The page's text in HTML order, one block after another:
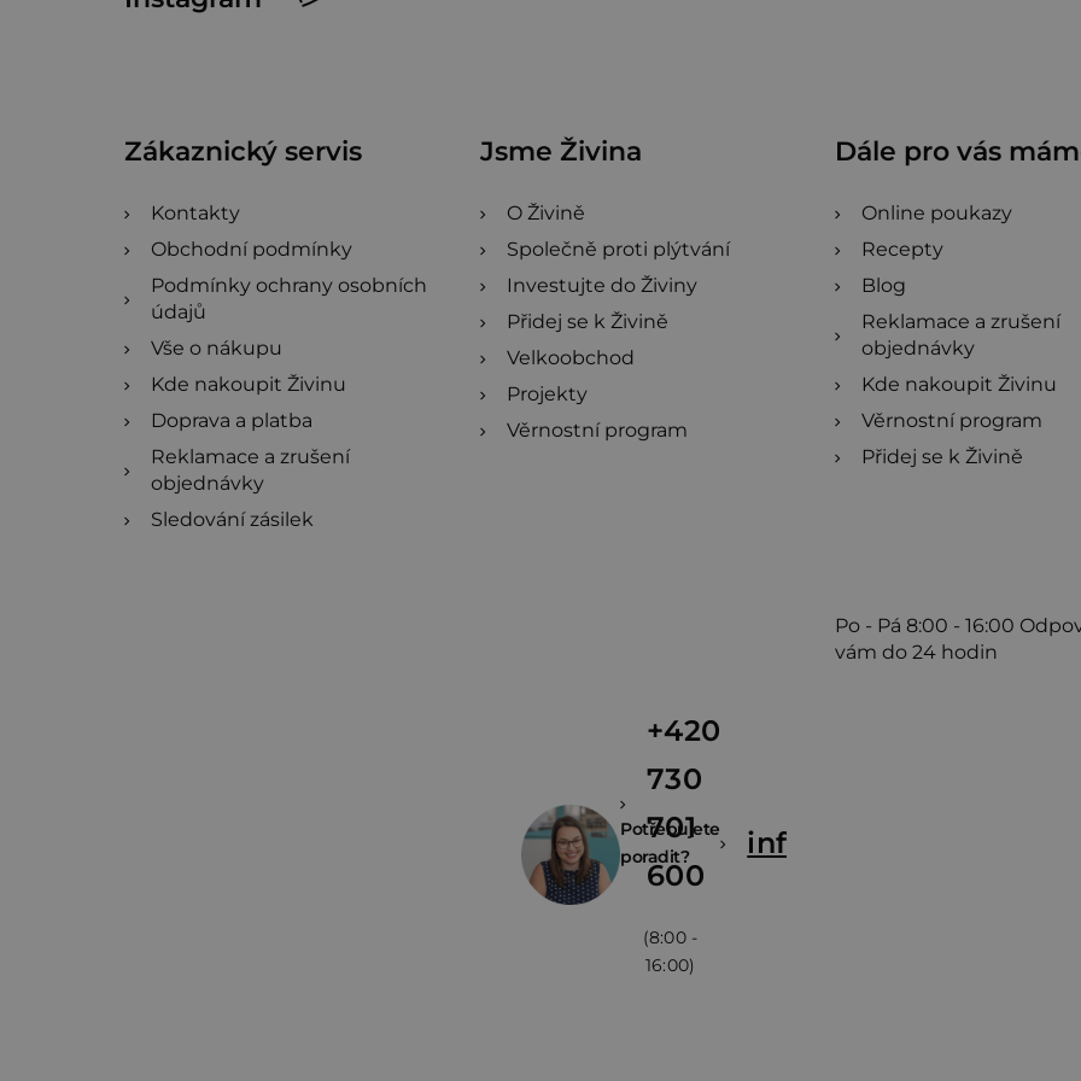
Zákaznický servis
Kontakty
Obchodní podmínky
Podmínky ochrany osobních
údajů
Vše o nákupu
Kde nakoupit Živinu
Doprava a platba
Reklamace a zrušení
objednávky
Sledování zásilek
Jsme Živina
O Živině
Společně proti plýtvání
Investujte do Živiny
Přidej se k Živině
Velkoobchod
Projekty
Věrnostní program
Dále pro vás
Online poukazy
Recepty
Blog
Reklamace a zrušení
objednávky
Kde nakoupit Živinu
Věrnostní program
Přidej se k Živině
Potřebujete
poradit?
+420
730
701
600
(8:00 -
16:00)
info@zivina.cz
Po - Pá 8:00 - 16:00
vám do 24 hodin